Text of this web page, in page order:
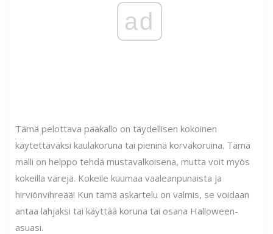
ad
Tämä pelottava pääkallo on täydellisen kokoinen
käytettäväksi kaulakoruna tai pieninä korvakoruina. Tämä
malli on helppo tehdä mustavalkoisena, mutta voit myös
kokeilla värejä. Kokeile kuumaa vaaleanpunaista ja
hirviönvihreää! Kun tämä askartelu on valmis, se voidaan
antaa lahjaksi tai käyttää koruna tai osana Halloween-
asuasi.